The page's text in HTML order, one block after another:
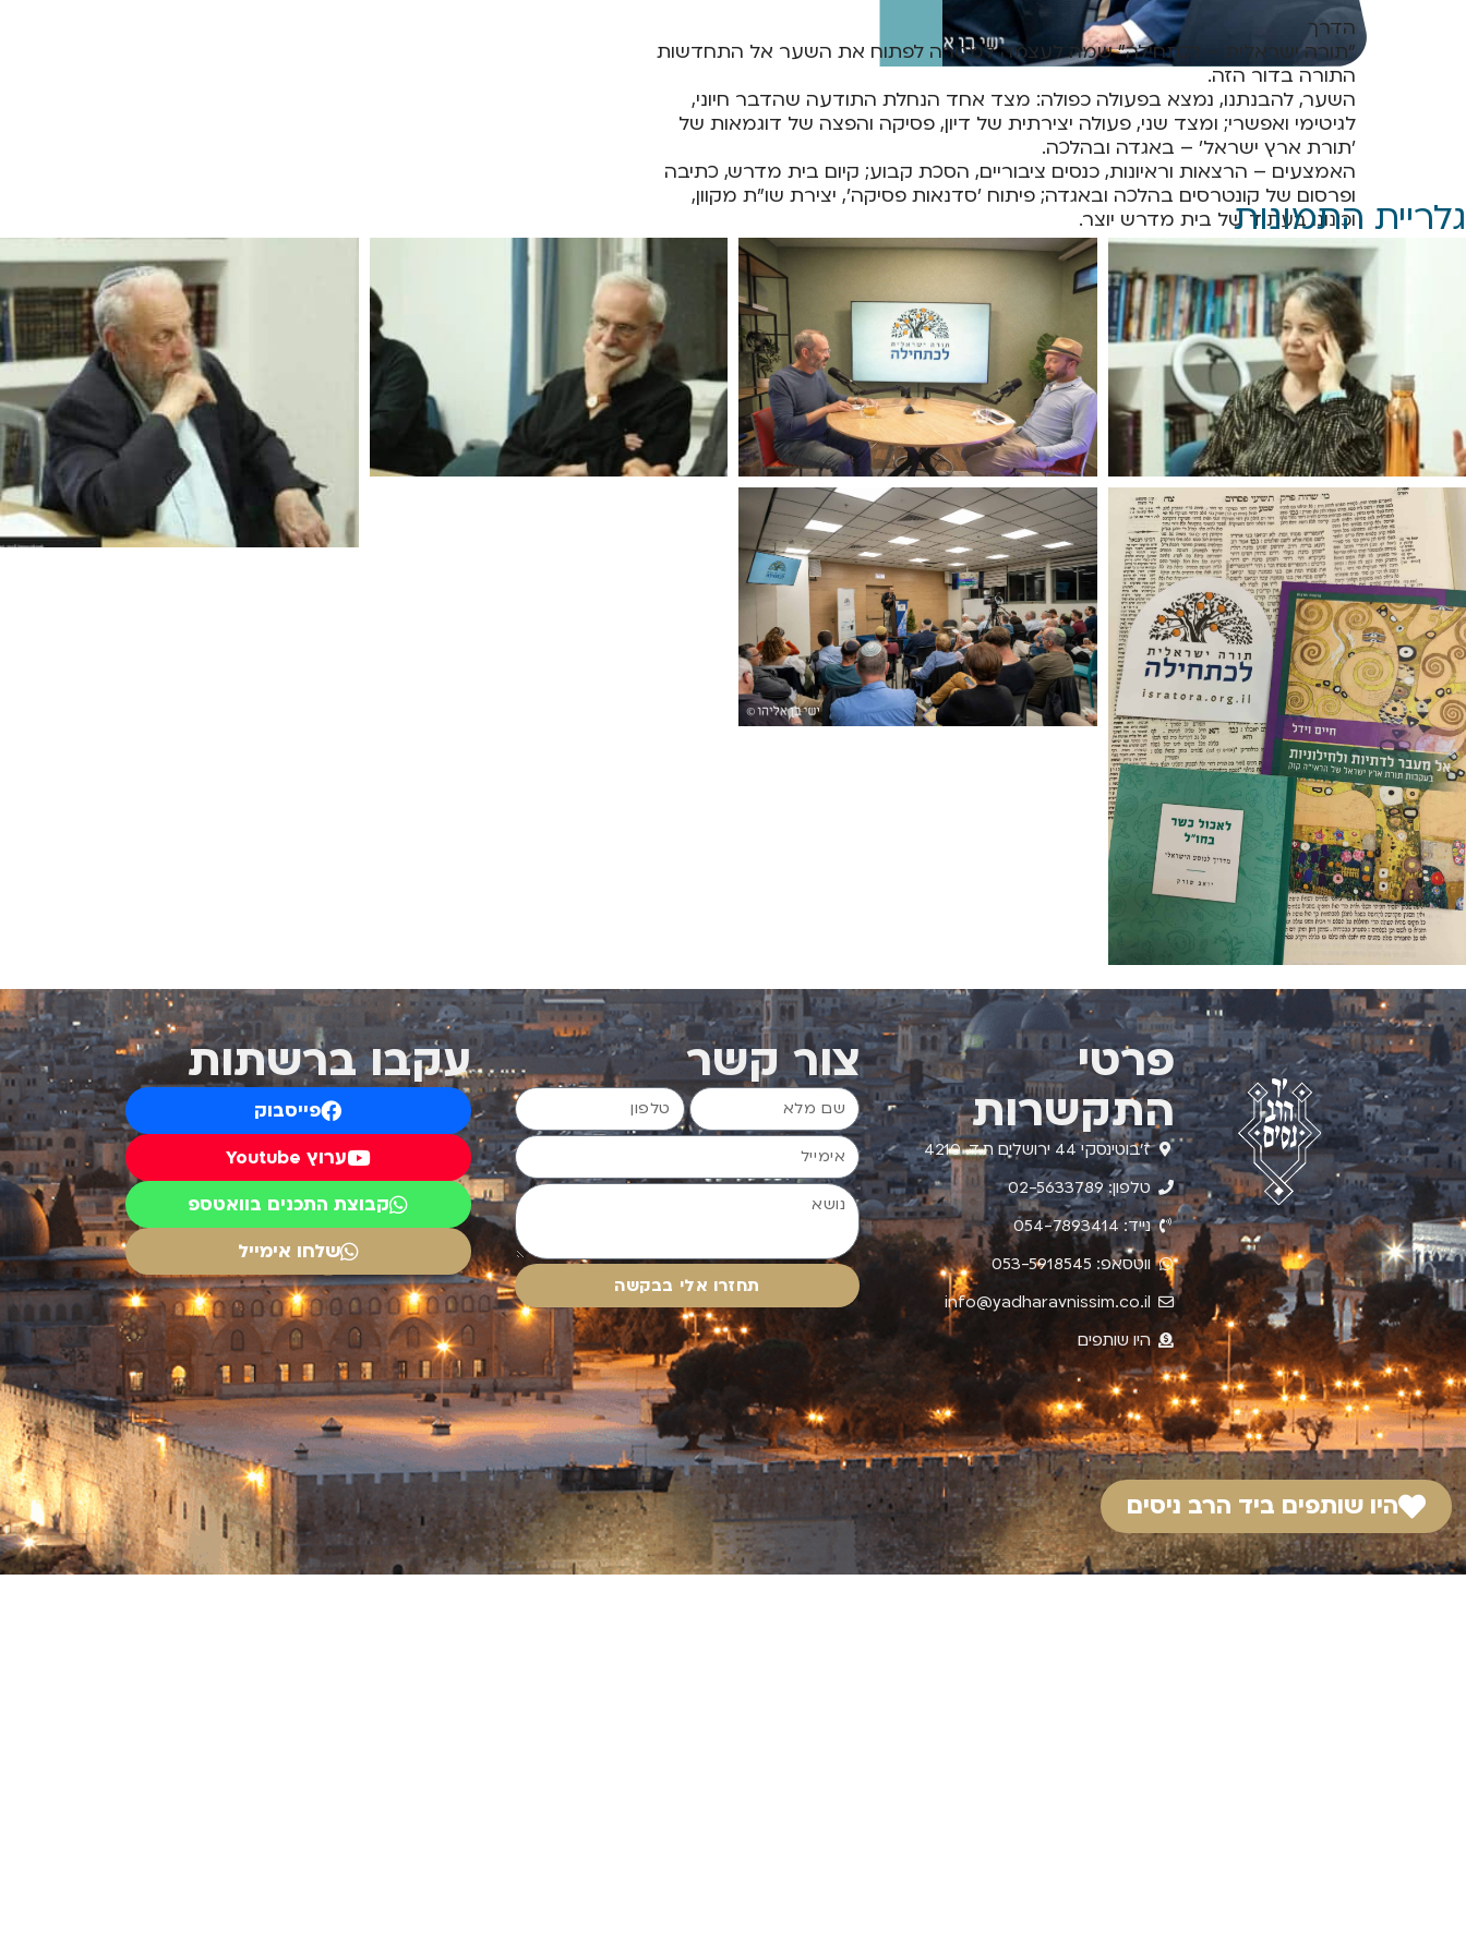
הדרך
"תורה ישראלית – לכתחילה" שמה לעצמה למטרה לפתוח את השער אל התחדשות
התורה בדור הזה.
השער, להבנתנו, נמצא בפעולה כפולה: מצד אחד הנחלת התודעה שהדבר חיוני,
לגיטימי ואפשרי; ומצד שני, פעולה יצירתית של דיון, פסיקה והפצה של דוגמאות של
'תורת ארץ ישראל' – באגדה ובהלכה.
האמצעים – הרצאות וראיונות, כנסים ציבוריים, הסכת קבוע; קיום בית מדרש, כתיבה
ופרסום של קונטרסים בהלכה ובאגדה; פיתוח 'סדנאות פסיקה', יצירת שו"ת מקוון,
וכינונו בעתיד של בית מדרש יוצר.
גלריית התמונות
פרטי
התקשרות
ז'בוטינסקי 44 ירושלים ת.ד. 4210
טלפון: 02-5633789
נייד: 054-7893414
ווטסאפ: 053-5918545
info@yadharavnissim.co.il
היו שותפים
צור קשר
תחזרו אלי בבקשה
עקבו ברשתות
פייסבוק
ערוץ Youtube
קבוצת התכנים בוואטספ
שלחו אימייל
היו שותפים ביד הרב ניסים